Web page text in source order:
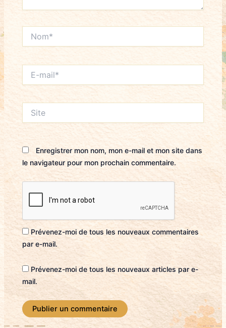
mail*
Enregistrer mon nom, mon e-mail et mon site dans
le navigateur pour mon prochain commentaire.
Prévenez-moi de tous les nouveaux commentaires
par e-mail.
Prévenez-moi de tous les nouveaux articles par e-
mail.